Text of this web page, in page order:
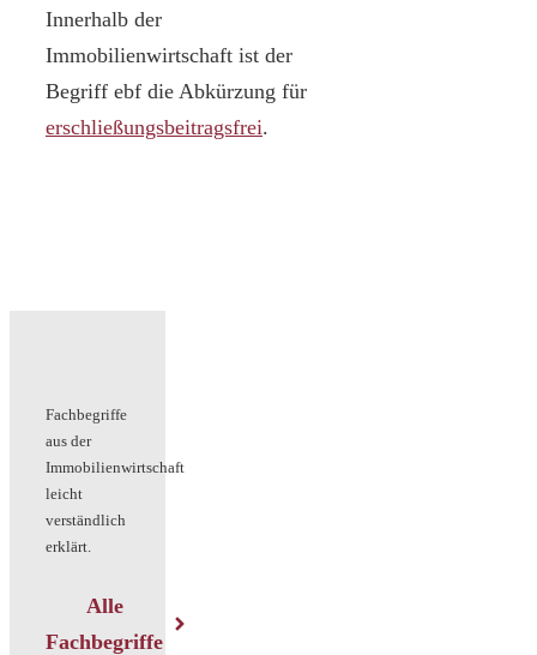
Innerhalb der
Immobilienwirtschaft ist der
Begriff ebf die Abkürzung für
erschließungsbeitragsfrei.
Fachbegriffe
aus der
Immobilienwirtschaft
leicht
verständlich
erklärt.
Alle
Fachbegriffe